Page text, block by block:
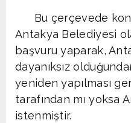
Bu çerçevede
Antakya Belediyesi
başvuru yaparak,
dayanıksız
yeniden yapılması
tarafından mı yoksa
istenmiştir.